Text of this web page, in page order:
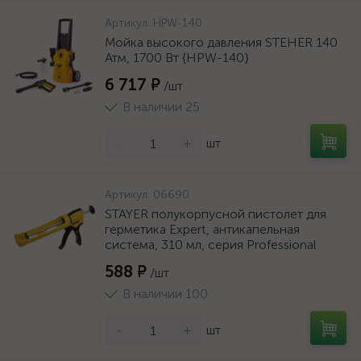
Артикул: HPW-140
Мойка высокого давления STEHER 140
Атм, 1700 Вт {HPW-140}
6 717 ₽ /шт
В наличии 25
+ шт
Артикул: 06690
STAYER полукорпусной пистолет для
герметика Expert, антикапельная
система, 310 мл, серия Professional
588 ₽ /шт
В наличии 100
- + шт